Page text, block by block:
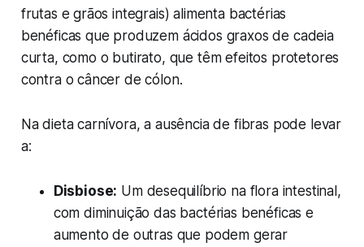
frutas e grãos integrais) alimenta bactérias
benéficas que produzem ácidos graxos de cadeia
curta, como o butirato, que têm efeitos protetores
contra o câncer de cólon.
Na dieta carnívora, a ausência de fibras pode levar
a:
Disbiose: Um desequilíbrio na flora intestinal,
com diminuição das bactérias benéficas e
aumento de outras que podem gerar